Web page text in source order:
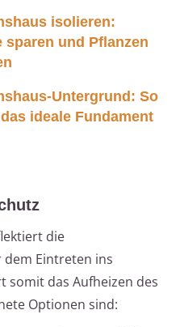
isolieren:
sparen und Pflanzen
Untergrund: So
ideale Fundament
die
Eintreten ins
somit das Aufheizen des
Optionen sind: